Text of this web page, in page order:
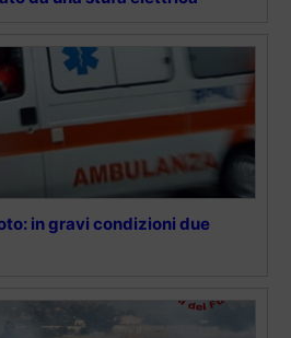
in gravi condizioni due